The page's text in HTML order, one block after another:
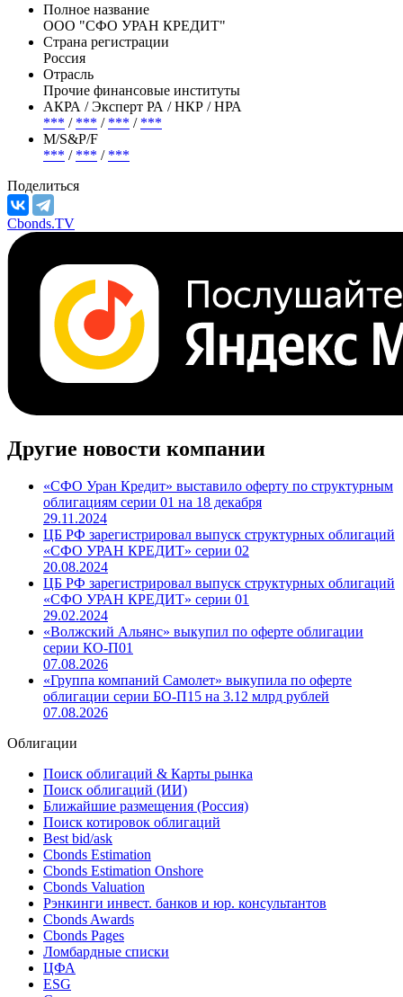
Полное название
ООО "СФО УРАН КРЕДИТ"
Страна регистрации
Россия
Отрасль
Прочие финансовые институты
АКРА / Эксперт РА / НКР / НРА
*** / *** / *** / ***
М/S&P/F
*** / *** / ***
Поделиться
Cbonds.TV
Другие новости компании
«СФО Уран Кредит» выставило оферту по структурным
облигациям серии 01 на 18 декабря
29.11.2024
ЦБ РФ зарегистрировал выпуск структурных облигаций
«СФО УРАН КРЕДИТ» серии 02
20.08.2024
ЦБ РФ зарегистрировал выпуск структурных облигаций
«СФО УРАН КРЕДИТ» серии 01
29.02.2024
«Волжский Альянс» выкупил по оферте облигации
серии КО-П01
07.08.2026
«Группа компаний Самолет» выкупила по оферте
облигации серии БО-П15 на 3.12 млрд рублей
07.08.2026
Облигации
Поиск облигаций & Карты рынка
Поиск облигаций (ИИ)
Ближайшие размещения (Россия)
Поиск котировок облигаций
Best bid/ask
Cbonds Estimation
Cbonds Estimation Onshore
Cbonds Valuation
Рэнкинги инвест. банков и юр. консультантов
Cbonds Awards
Cbonds Pages
Ломбардные списки
ЦФА
ESG